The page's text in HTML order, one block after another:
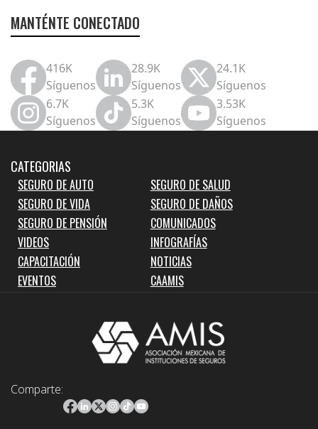
MANTÉNTE CONECTADO
416K
Síguenos
28.9K
Síguenos
24.1K
Síguenos
6.7K
Síguenos
5.3K
Síguenos
3.53K
Síguenos
CATEGORIAS
SEGURO DE AUTO
SEGURO DE SALUD
SEGURO DE VIDA
SEGURO DE DAÑOS
SEGURO DE PENSIÓN
COMUNICADOS
VIDEOS
INFOGRAFÍAS
CAPACITACIÓN
NOTICIAS
EVENTOS
CAAMIS
Comparte: